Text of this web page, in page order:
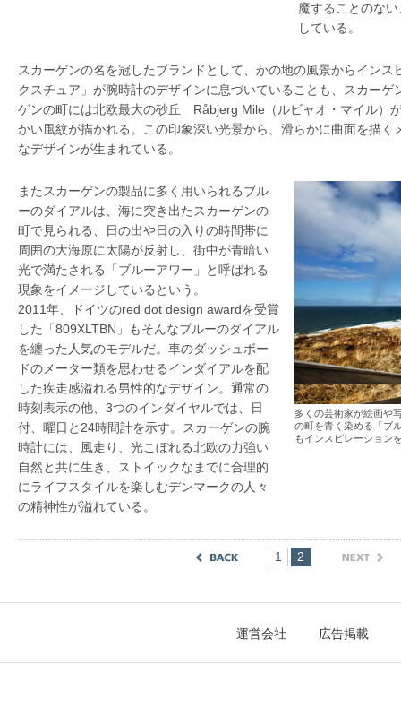
魔することのな
している。
スカーゲンの名を冠したブランドとして、かの地の風景からインス
クスチュア」が腕時計のデザインに息づいていることも、スカーゲ
ゲンの町には北欧最大の砂丘 Råbjerg Mile（ルビャオ・マイル）
かい風紋が描かれる。この印象深い光景から、滑らかに曲面を描く
なデザインが生まれている。
またスカーゲンの製品に多く用いられるブル
ーのダイアルは、海に突き出たスカーゲンの
町で見られる、日の出や日の入りの時間帯に
周囲の大海原に太陽が反射し、街中が青暗い
光で満たされる「ブルーアワー」と呼ばれる
現象をイメージしているという。
2011年、ドイツのred dot design awardを受賞
した「809XLTBN」もそんなブルーのダイアル
を纏った人気のモデルだ。車のダッシュボー
ドのメーター類を思わせるインダイアルを配
した疾走感溢れる男性的なデザイン。通常の
時刻表示の他、3つのインダイヤルでは、日
付、曜日と24時間計を示す。スカーゲンの腕
時計には、風走り、光こぼれる北欧の力強い
自然と共に生き、ストイックなまでに合理的
にライフスタイルを楽しむデンマークの人々
の精神性が溢れている。
多くの芸術家が絵画や
の町を青く染める「ブ
もインスピレーション
1 2
運営会社 広告掲載